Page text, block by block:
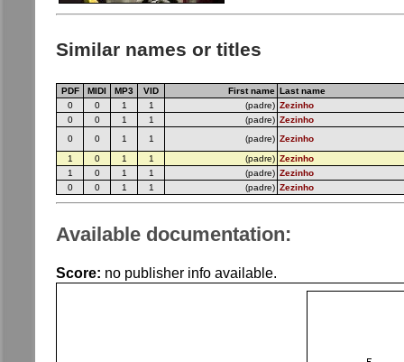
Similar names or titles
PDF MIDI MP3 VID First name
Last name
0
0 1 1 (padre) Zezinho
0
0 1 1 (padre) Zezinho
0
0 1 1 (padre) Zezinho
1
0 1 1 (padre) Zezinho
1
0 1 1 (padre) Zezinho
0
0 1 1 (padre) Zezinho
Available documentation:
Score: no publisher info available.